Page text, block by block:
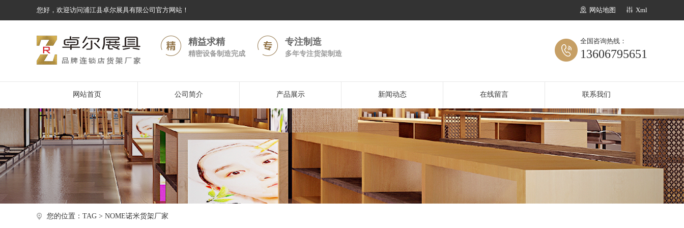
您好，欢迎访问浦江县卓尔展具有限公司官方网站！ Xml
网站地图
精益求精
精密设备制造完成
专注制造
多年专注货架制造
全国咨询热线：
13606795651
网站首页 公司简介 产品展示 新闻动态 在线留言 联系我们
您的位置：TAG > NOME诺米货架厂家